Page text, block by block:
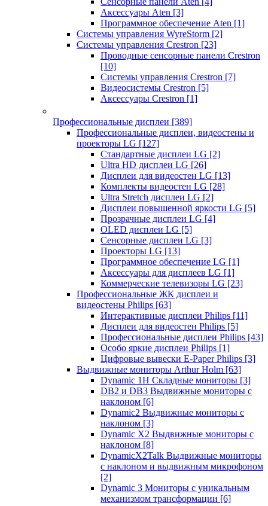
Аксессуары Aten [3]
Программное обеспечение Aten [1]
Системы управления WyreStorm [2]
Системы управления Crestron [23]
Проводные сенсорные панели Crestron
[10]
Системы управления Crestron [7]
Видеосистемы Crestron [5]
Аксессуары Crestron [1]
Профессиональные дисплеи [389]
Профессиональные дисплеи, видеостены и
проекторы LG [127]
Стандартные дисплеи LG [2]
Ultra HD дисплеи LG [26]
Дисплеи для видеостен LG [13]
Комплекты видеостен LG [28]
Ultra Stretch дисплеи LG [2]
Дисплеи повышенной яркости LG [5]
Прозрачные дисплеи LG [4]
OLED дисплеи LG [5]
Сенсорные дисплеи LG [3]
Проекторы LG [13]
Программное обеспечение LG [1]
Аксессуары для дисплеев LG [1]
Коммерческие телевизоры LG [23]
Профессиональные ЖК дисплеи и
видеостены Philips [63]
Интерактивные дисплеи Philips [11]
Дисплеи для видеостен Philips [5]
Профессиональные дисплеи Philips [43]
Особо яркие дисплеи Philips [1]
Цифровые вывески E-Paper Philips [3]
Выдвижные мониторы Arthur Holm [63]
Dynamic 1Н Складные мониторы [3]
DB2 и DB3 Выдвижные мониторы с
наклоном [6]
Dynamic2 Выдвижные мониторы с
наклоном [3]
Dynamic X2 Выдвижные мониторы с
наклоном [8]
DynamicX2Talk Выдвижные мониторы
с наклоном и выдвижным микрофоном
[2]
Dynamic 3 Мониторы с уникальным
механизмом трансформации [6]